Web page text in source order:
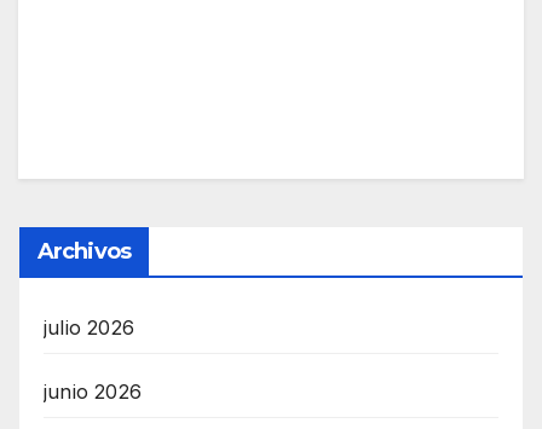
Archivos
julio 2026
junio 2026